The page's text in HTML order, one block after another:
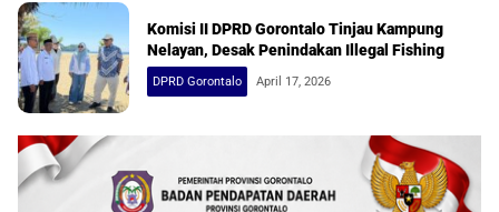
Komisi II DPRD Gorontalo Tinjau Kampung
Nelayan, Desak Penindakan Illegal Fishing
DPRD Gorontalo April 17, 2026